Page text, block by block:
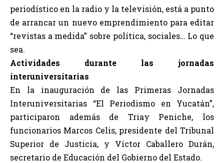
periodístico en la radio y la televisión, está a punto
de arrancar un nuevo emprendimiento para editar
“revistas a medida” sobre política, sociales… Lo que
sea.
Actividades durante las jornadas
interuniversitarias
En la inauguración de las Primeras Jornadas
Interuniversitarias “El Periodismo en Yucatán”,
participaron además de Triay Peniche, los
funcionarios Marcos Celis, presidente del Tribunal
Superior de Justicia, y Víctor Caballero Durán,
secretario de Educación del Gobierno del Estado.